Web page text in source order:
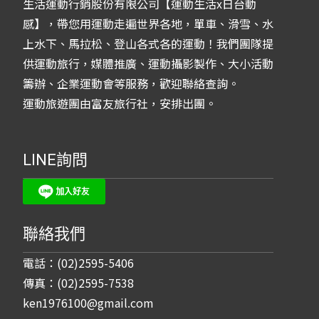
生活運動行銷股份有限公司【運動生活x日台動
感】，帶您用運動走遍世界各地，單車、滑雪、水
上水下、馬拉松、登山各式各的運動！我們團隊提
供運動旅行，媒體推廣、運動攝影製作、大小活動
籌辦、企業運動會等服務，歡迎聯絡查詢。
運動旅遊團由富友旅行社，安排出團。
LINE詢問
聯絡我們
電話：(02)2595-5406
傳真：(02)2595-7538
ken1976100@gmail.com